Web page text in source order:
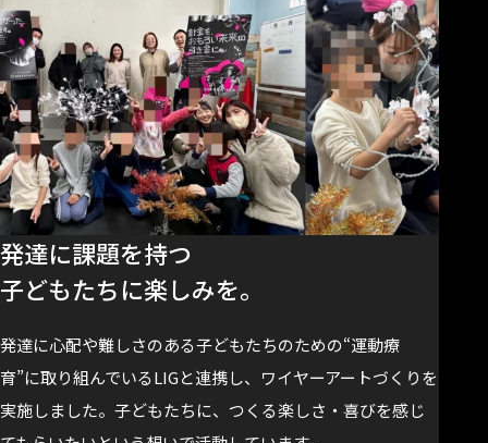
発達に課題を持つ
子どもたちに楽しみを。
発達に心配や難しさのある子どもたちのための“運動療
育”に取り組んでいるLIGと連携し、ワイヤーアートづくりを
実施しました。子どもたちに、つくる楽しさ・喜びを感じ